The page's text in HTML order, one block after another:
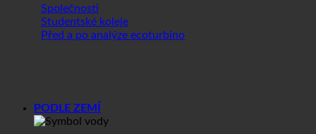
Společnosti
Studentské koleje
Před a po analýze ecoturbino
PODLE ZEMÍ